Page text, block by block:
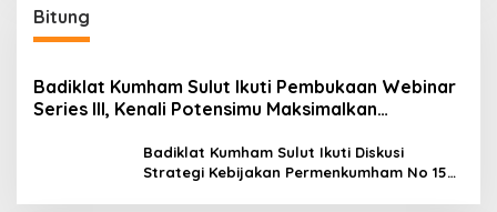
Bitung
Badiklat Kumham Sulut Ikuti Pembukaan Webinar
Series III, Kenali Potensimu Maksimalkan
Badiklat Kumham Sulut Ikuti Diskusi
Strategi Kebijakan Permenkumham No 15